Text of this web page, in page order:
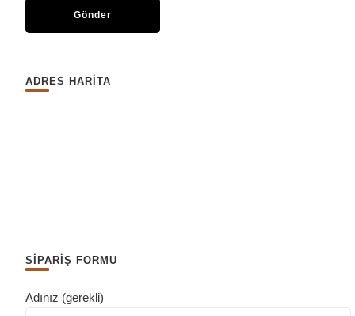
ADRES HARİTA
SİPARİŞ FORMU
Adınız (gerekli)